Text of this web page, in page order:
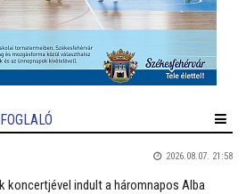
2026.08.07. 21:58
koncertjével indult a háromnapos Alba